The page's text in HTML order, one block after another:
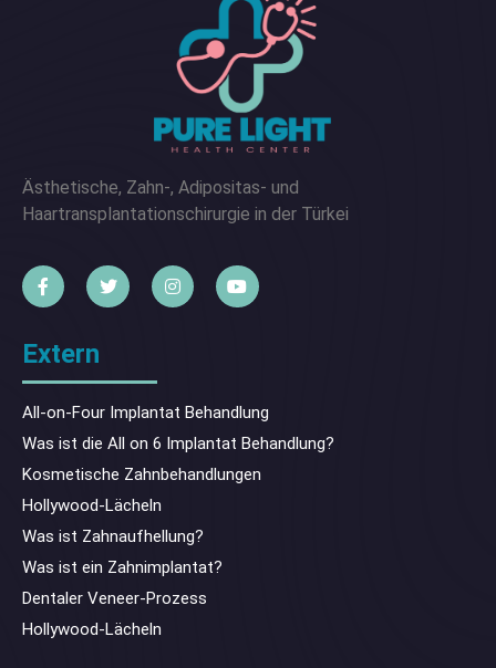
Ästhetische, Zahn-, Adipositas- und
Haartransplantationschirurgie in der Türkei
Extern
All-on-Four Implantat Behandlung
Was ist die All on 6 Implantat Behandlung?
Kosmetische Zahnbehandlungen
Hollywood-Lächeln
Was ist Zahnaufhellung?
Was ist ein Zahnimplantat?
Dentaler Veneer-Prozess
Hollywood-Lächeln